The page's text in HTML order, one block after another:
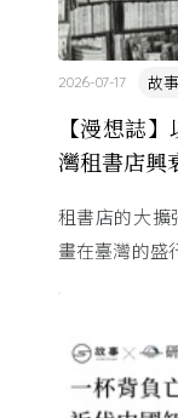
【漫想誌
灣租書店興
故事
2026-07-17
租書店的大擴
畫在臺灣的盛